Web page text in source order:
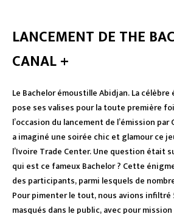
LANCEMENT DE THE
CANAL +
Le Bachelor émoustille Abidjan. La
pose ses valises pour la toute première
l’occasion du lancement de l’émission par
a imaginé une soirée chic et glamour ce
l’Ivoire Trade Center. Une question était
qui est ce fameux Bachelor ? Cette
des participants, parmi lesquels de
Pour pimenter le tout, nous avions infiltré
masqués dans le public, avec pour